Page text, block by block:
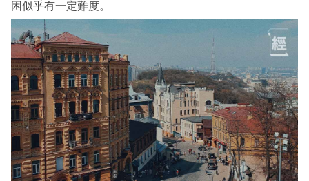
困似乎有一定難度。